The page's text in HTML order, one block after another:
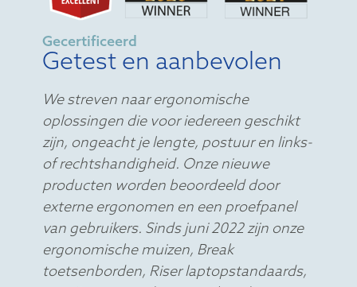
Gecertificeerd
Getest en aanbevolen
We streven naar ergonomische
oplossingen die voor iedereen geschikt
zijn, ongeacht je lengte, postuur en links-
of rechtshandigheid. Onze nieuwe
producten worden beoordeeld door
externe ergonomen en een proefpanel
van gebruikers. Sinds juni 2022 zijn onze
ergonomische muizen, Break
toetsenborden, Riser laptopstandaards,